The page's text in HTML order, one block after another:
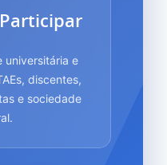
universitária e
discentes,
e sociedade